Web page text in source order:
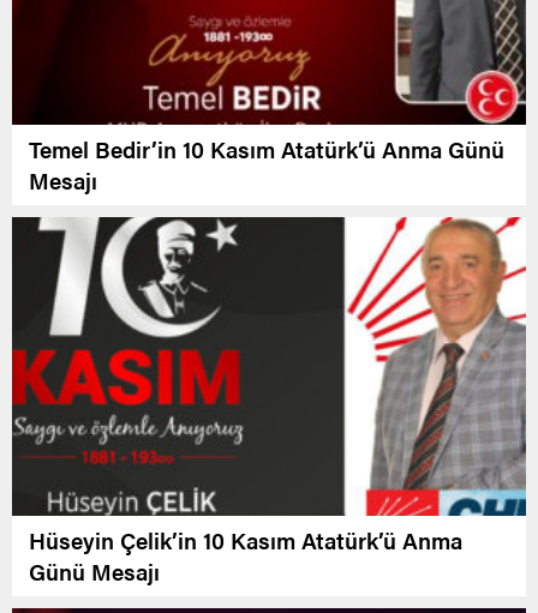
Temel Bedir’in 10 Kasım Atatürk’ü Anma Günü
Mesajı
Hüseyin Çelik’in 10 Kasım Atatürk’ü Anma
Günü Mesajı